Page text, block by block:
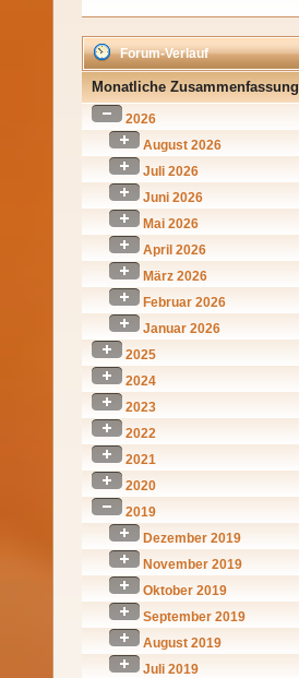
Forum-Verlauf
Monatliche Zusammenfassung
2026
August 2026
Juli 2026
Juni 2026
Mai 2026
April 2026
März 2026
Februar 2026
Januar 2026
2025
2024
2023
2022
2021
2020
2019
Dezember 2019
November 2019
Oktober 2019
September 2019
August 2019
Juli 2019